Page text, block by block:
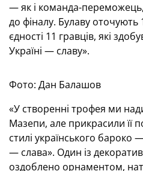
— як і команда-
до фіналу. Булаву
єдності 11 гравців, які
Україні — славу».
Фото: Дан Балашов
«У створенні трофея ми
Мазепи, але прикрасили її
стилі українського бароко
— слава». Один із
оздоблено орнаментом,